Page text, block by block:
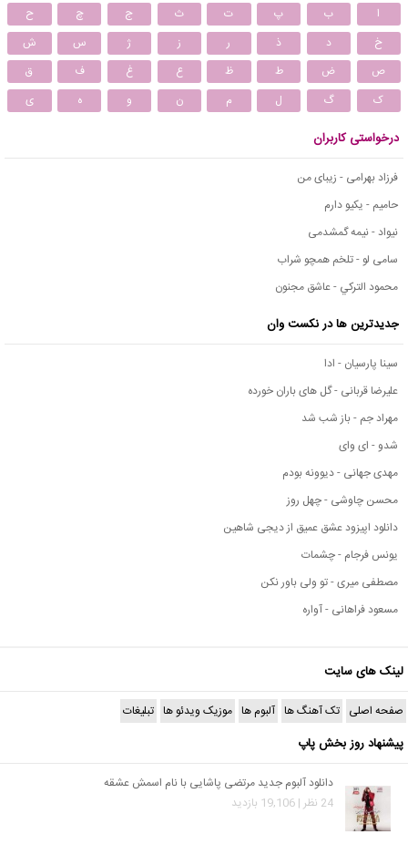
ا ب پ ت ث ج چ
ح
خ
د ذ ر ز ژ س
ش
ص
ض ط ظ ع غ ف
ق
ک
گ ل م ن و ه ی
درخواستی کاربران
فرزاد بهرامی - زیبای من
حامیم - یکیو دارم
نیواد - نیمه گمشدمی
سامی لو - تلخم همچو شراب
محمود التركي - عاشق مجنون
جدیدترین ها در نکست وان
سینا پارسیان - ادا
علیرضا قربانی - گل های باران خورده
مهراد جم - باز شب شد
شدو - ای وای
مهدی جهانی - دیوونه بودم
محسن چاوشی - چهل روز
دانلود اپیزود عشق عمیق از دیجی شاهین
یونس فرجام - چشمات
مصطفی میری - تو ولی باور نکن
مسعود فراهانی - آواره
لینک های سایت
صفحه اصلی تک آهنگ ها آلبوم ها موزیک ویدئو ها تبلیغات
پیشنهاد روز بخش پاپ
دانلود آلبوم جدید مرتضی پاشایی با نام اسمش عشقه
24 نظر | 19,106 بازدید